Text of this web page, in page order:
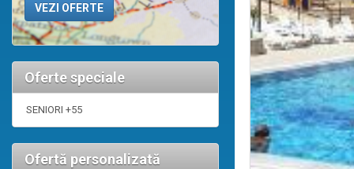
Oferte speciale
SENIORI +55
Ofertă personalizată